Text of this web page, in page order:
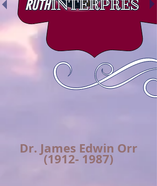
Dr. James Edwin Orr
(1912- 1987)